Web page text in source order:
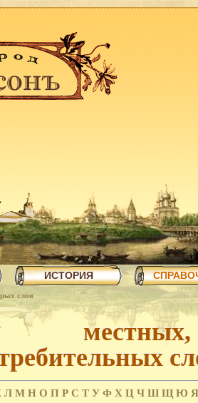
ИСТОРИЯ
слов
Л М Н О П Р С Т У Ф Х Ц Ч Ш Щ Ю Я